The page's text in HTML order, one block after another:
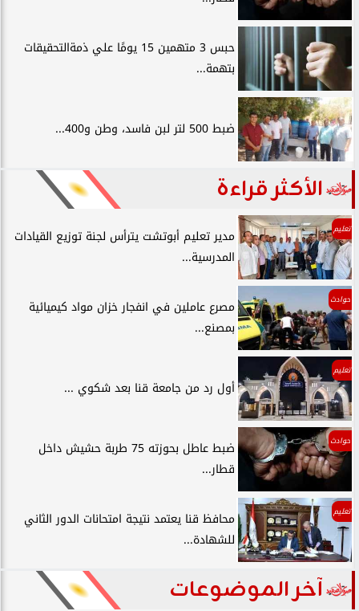
حبس 3 متهمين 15 يومًا علي ذمةالتحقيقات
بتهمة...
ضبط 500 لتر لبن فاسد، وطن و400...
الأكثر قراءة
تعليم
مدير تعليم أبوتشت يترأس لجنة توزيع القيادات
المدرسية...
حوادث
مصرع عاملين في انفجار خزان مواد كيميائية
بمصنع...
تعليم
أول رد من جامعة قنا بعد شكوي ...
حوادث
ضبط عاطل بحوزته 75 طربة حشيش داخل
قطار...
تعليم
محافظ قنا يعتمد نتيجة امتحانات الدور الثاني
للشهادة...
آخر الموضوعات